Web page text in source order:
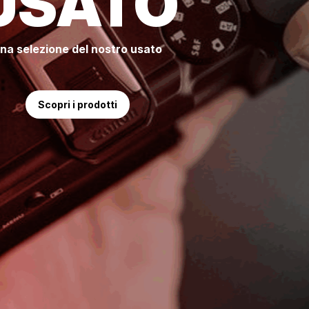
selezione del nostro usato
Scopri i prodotti